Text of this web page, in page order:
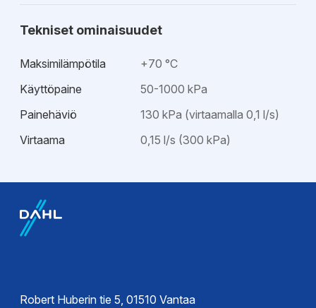
Tekniset ominaisuudet
Maksimilämpötila
+70 °C
Käyttöpaine
50-1000 kPa
Painehäviö
130 kPa (virtaamalla 0,1 l/s)
Virtaama
0,15 l/s (300 kPa)
EPD-
ympäristöseloste
Tekninen esite
Käyttöohje
Robert Huberin tie 5, 01510 Vantaa